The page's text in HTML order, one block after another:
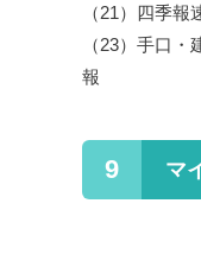
（21） 四季報
（23） 手口・
報
9 マ